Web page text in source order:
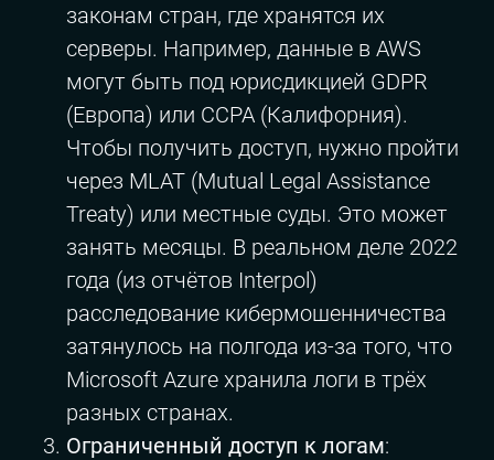
законам стран, где хранятся их
серверы. Например, данные в AWS
могут быть под юрисдикцией GDPR
(Европа) или CCPA (Калифорния).
Чтобы получить доступ, нужно пройти
через MLAT (Mutual Legal Assistance
Treaty) или местные суды. Это может
занять месяцы. В реальном деле 2022
года (из отчётов Interpol)
расследование кибермошенничества
затянулось на полгода из-за того, что
Microsoft Azure хранила логи в трёх
разных странах.
Ограниченный доступ к логам: